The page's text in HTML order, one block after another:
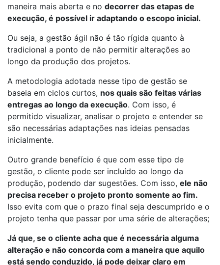
maneira mais aberta e no decorrer das etapas de
execução, é possível ir adaptando o escopo inicial.
Ou seja, a gestão ágil não é tão rígida quanto à
tradicional a ponto de não permitir alterações ao
longo da produção dos projetos.
A metodologia adotada nesse tipo de gestão se
baseia em ciclos curtos, nos quais são feitas várias
entregas ao longo da execução. Com isso, é
permitido visualizar, analisar o projeto e entender se
são necessárias adaptações nas ideias pensadas
inicialmente.
Outro grande benefício é que com esse tipo de
gestão, o cliente pode ser incluído ao longo da
produção, podendo dar sugestões. Com isso, ele não
precisa receber o projeto pronto somente ao fim.
Isso evita com que o prazo final seja descumprido e o
projeto tenha que passar por uma série de alterações;
Já que, se o cliente acha que é necessária alguma
alteração e não concorda com a maneira que aquilo
está sendo conduzido, já pode deixar claro em